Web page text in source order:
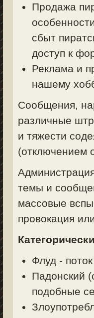
Продажа
сбыт
доступ к
Реклама и
нашему
Сообщения,
различные
и тяжести
(отключением
темы и
массовые
провокация
Флуд -
Падонский
подобные